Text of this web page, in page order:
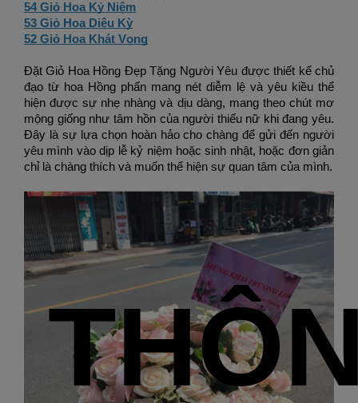
54 Giỏ Hoa Kỷ Niệm
53 Giỏ Hoa Diệu Kỳ
52 Giỏ Hoa Khát Vọng
Đặt Giỏ Hoa Hồng Đẹp Tặng Người Yêu được thiết kế chủ
đạo từ hoa Hồng phấn mang nét diễm lệ và yêu kiều thể
hiện được sự nhẹ nhàng và dịu dàng, mang theo chút mơ
mộng giống như tâm hồn của người thiếu nữ khi đang yêu.
Đây là sự lựa chọn hoàn hảo cho chàng để gửi đến người
yêu mình vào dịp lễ kỷ niệm hoặc sinh nhật, hoặc đơn giản
chỉ là chàng thích và muốn thể hiện sự quan tâm của mình.